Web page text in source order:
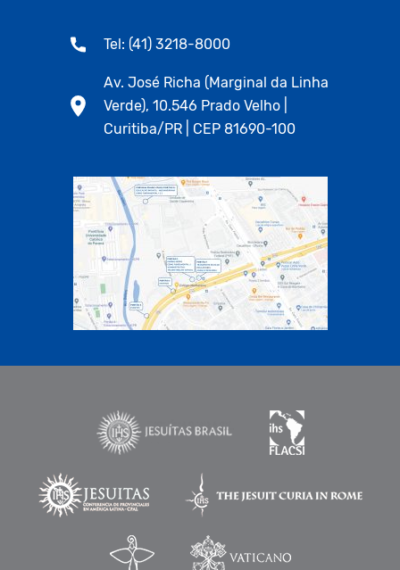
Tel: (41) 3218-8000
Av. José Richa (Marginal da Linha
Verde), 10.546 Prado Velho |
Curitiba/PR | CEP 81690-100